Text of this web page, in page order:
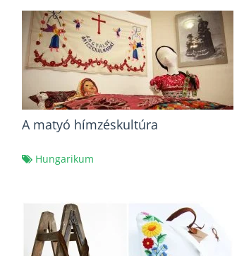
A matyó hímzéskultúra
Hungarikum